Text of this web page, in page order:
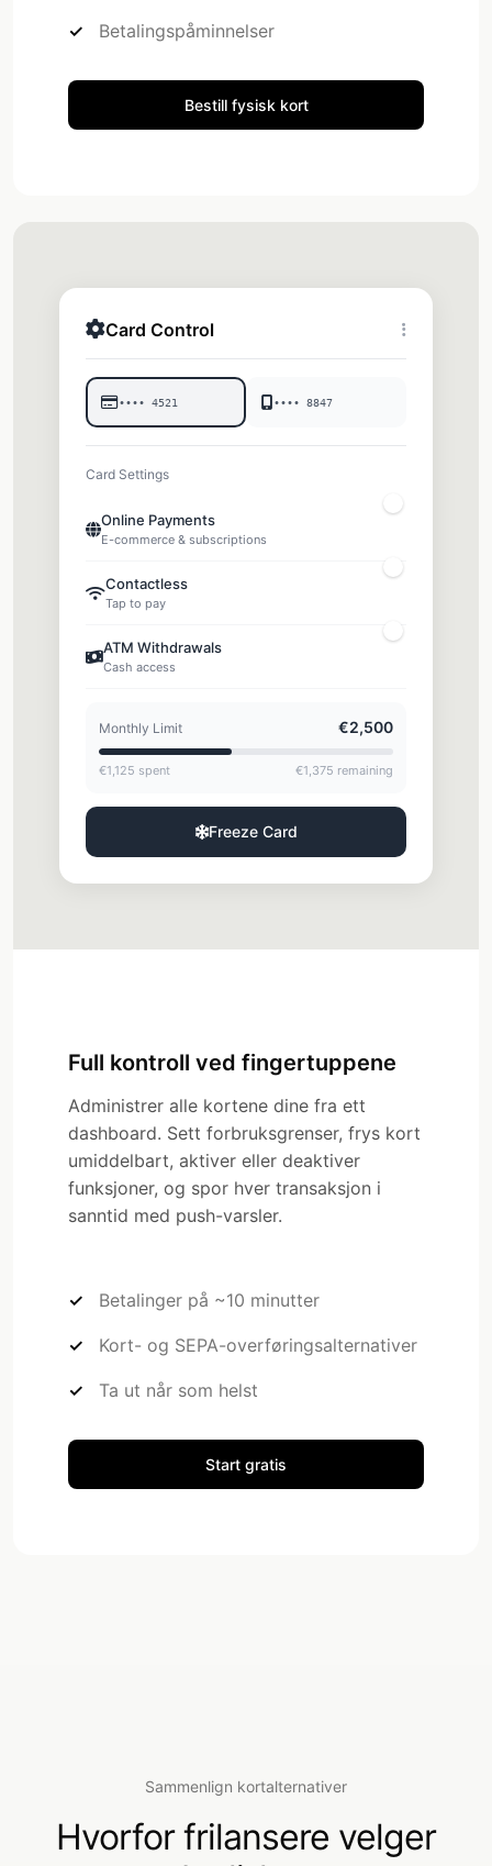
Betalingspåminnelser
Bestill fysisk kort
Card Control
•••• 4521 •••• 8847
Full kontroll ved fingertuppene
Administrer alle kortene dine fra ett
dashboard. Sett forbruksgrenser, frys kort
umiddelbart, aktiver eller deaktiver
funksjoner, og spor hver transaksjon i
sanntid med push-varsler.
Betalinger på ~10 minutter
Kort- og SEPA-overføringsalternativer
Ta ut når som helst
Start gratis
Sammenlign kortalternativer
Hvorfor frilansere velger